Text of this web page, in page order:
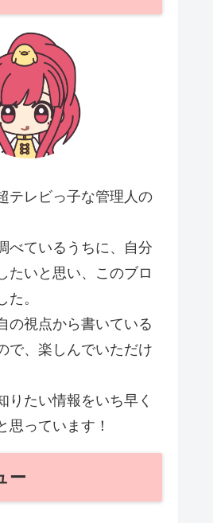
テレビっ子な管理人の
べているうちに、自分
たいと思い、このブロ
た。
の視点から書いている
で、楽しんでいただけ
りたい情報をいち早く
思っています！
ー